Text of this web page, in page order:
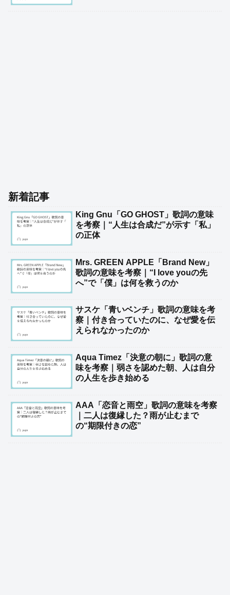
新着記事
King Gnu「GO GHOST」歌詞の意味
を考察｜“人生は合成だ”が示す「私」
の正体
Mrs. GREEN APPLE「Brand New」
歌詞の意味を考察｜“I love youの先
へ”で「僕」は何を救うのか
サスケ「青いベンチ」歌詞の意味を考
察｜付き合っていたのに、なぜ愛を伝
えられなかったのか
Aqua Timez「決意の朝に」歌詞の意
味を考察｜弱さを認めた朝、人は自分
の人生を歩き始める
AAA「恋音と雨空」歌詞の意味を考察
｜二人は復縁した？雨が止むまで
の“期限付きの恋”